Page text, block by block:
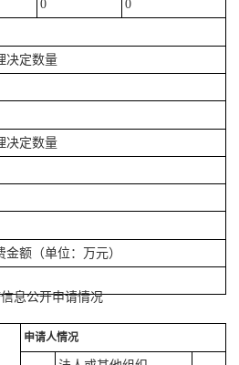
0 0
决定数量
决定数量
金额（单位：万元）
息公开申请情况
申请人情况